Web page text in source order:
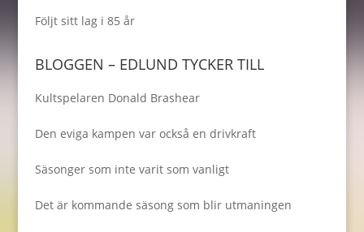
Följt sitt lag i 85 år
BLOGGEN – EDLUND TYCKER TILL
Kultspelaren Donald Brashear
Den eviga kampen var också en drivkraft
Säsonger som inte varit som vanligt
Det är kommande säsong som blir utmaningen